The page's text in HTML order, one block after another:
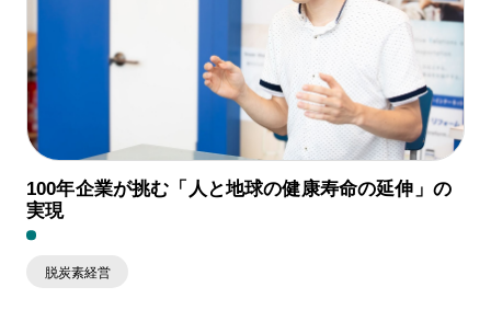
100年企業が挑む「人と地球の健康寿命の延伸」の
実現
脱炭素経営